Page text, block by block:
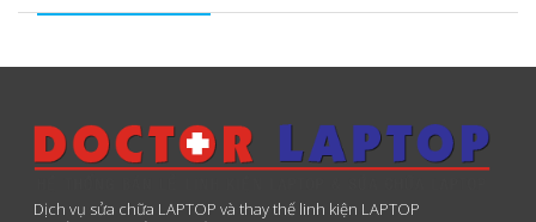
Dịch vụ sửa chữa LAPTOP và thay thế linh kiện LAPTOP